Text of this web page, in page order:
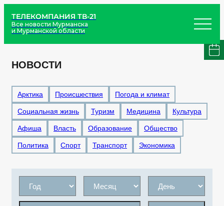
ТЕЛЕКОМПАНИЯ ТВ-21
Все новости Мурманска
и Мурманской области
НОВОСТИ
Арктика Происшествия Погода и климат
Социальная жизнь Туризм Медицина Культура
Афиша Власть Образование Общество
Политика Спорт Транспорт Экономика